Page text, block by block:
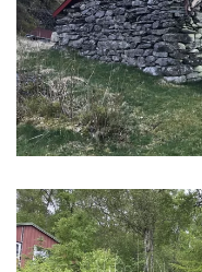
Vedskjulet
hører til
for